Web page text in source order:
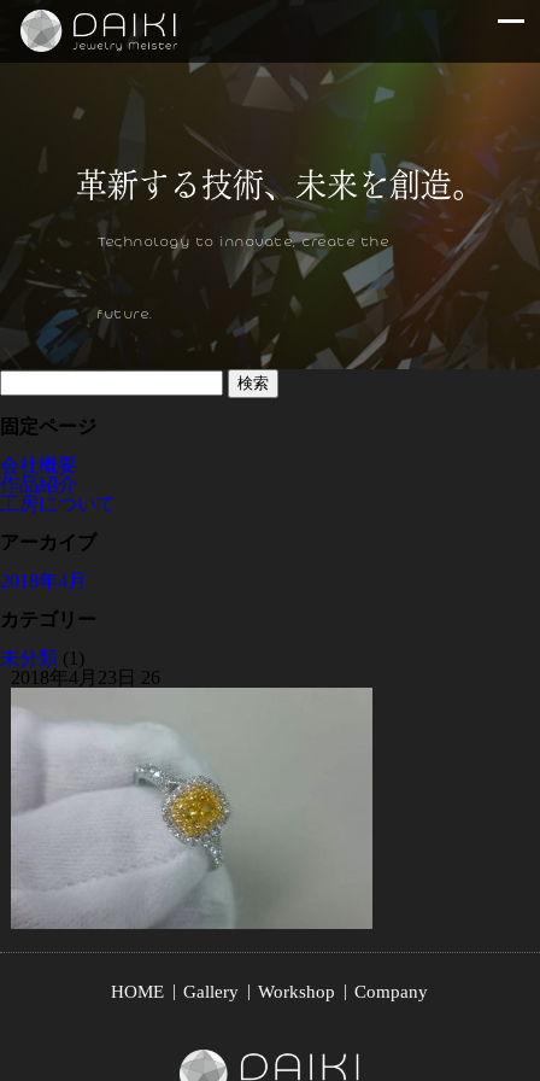
Technology to innovate, create the
future.
検
索:
固定ページ
会社概要
作品紹介
工房について
アーカイブ
2018年4月
カテゴリー
未分類 (1)
2018年4月23日 26
HOME Gallery Workshop Company